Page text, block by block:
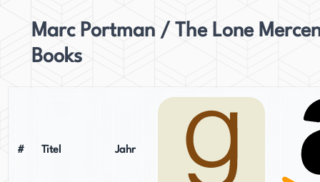
Marc Portman / The Lone
Books
# Titel Jahr